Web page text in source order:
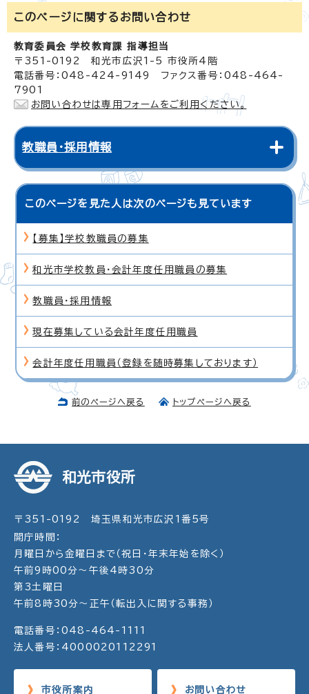
このページに関する お問い合わせ
教育委員会 学校教育課 指導担当
〒351-0192 和光市広沢1-5 市役所4階
電話番号：048-424-9149 ファクス番号：048-464-
7901
お問い合わせは専用フォームをご利用ください。
教職員・採用情報
このページを見た人は次のページも見ています
【募集】学校教職員の募集
和光市学校教員・会計年度任用職員の募集
教職員・採用情報
現在募集している会計年度任用職員
会計年度任用職員（登録を随時募集しております）
前のページへ戻る トップページへ戻る
和光市役所
〒351-0192 埼玉県和光市広沢1番5号
開庁時間：
月曜日から金曜日まで（祝日・年末年始を除く）
午前9時00分～午後4時30分
第3土曜日
午前8時30分～正午（転出入に関する事務）
電話番号：048-464-1111
法人番号：4000020112291
市役所案内 お問い合わせ